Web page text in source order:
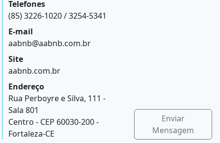
Telefones
(85) 3226-1020 / 3254-5341
E-mail
aabnb@aabnb.com.br
Site
aabnb.com.br
Endereço
Rua Perboyre e Silva, 111 -
Sala 801
Centro - CEP 60030-200 -
Fortaleza-CE
Enviar
Mensagem